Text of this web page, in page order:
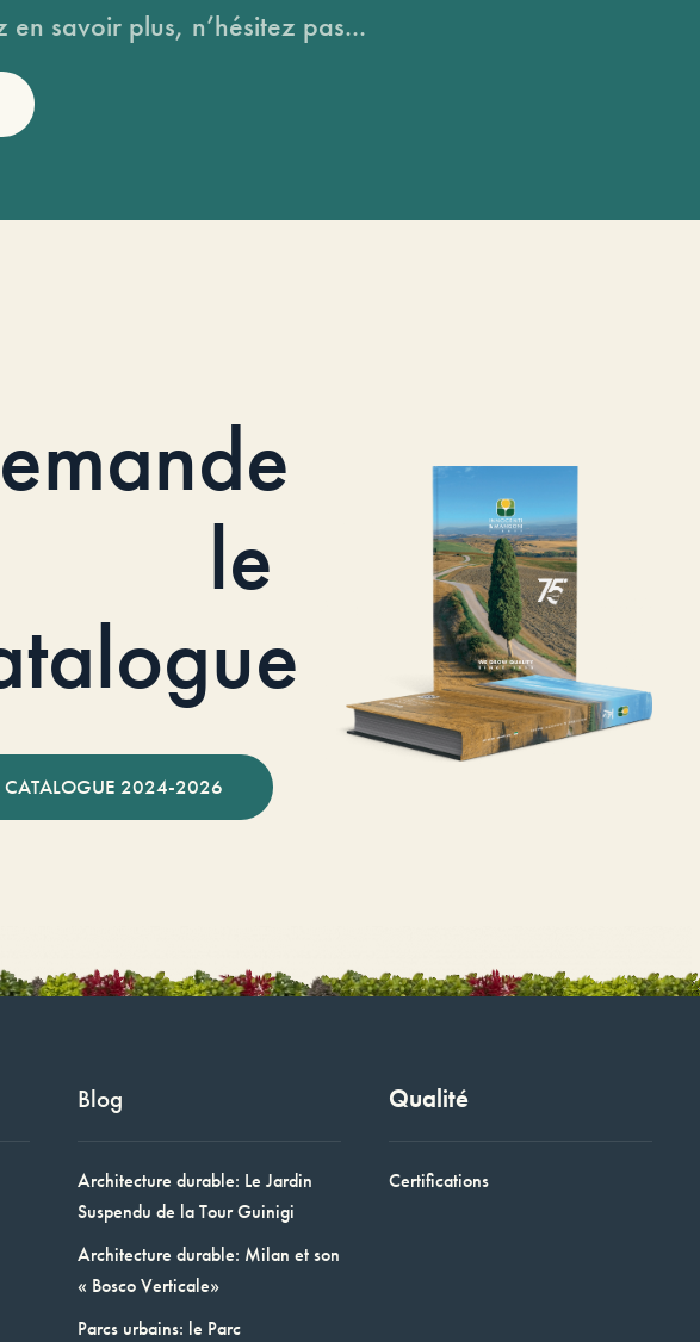
savoir plus, n’hésitez pas...
le
CATALOGUE 2024-2026
Blog
Architecture durable: Le Jardin
Suspendu de la Tour Guinigi
Architecture durable: Milan et son
« Bosco Verticale»
Parcs urbains: le Parc
Qualité
Certifications